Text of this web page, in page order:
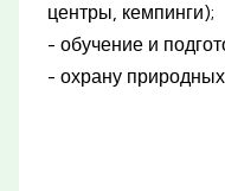
центры, кемпинги);
- обучение и
- охрану